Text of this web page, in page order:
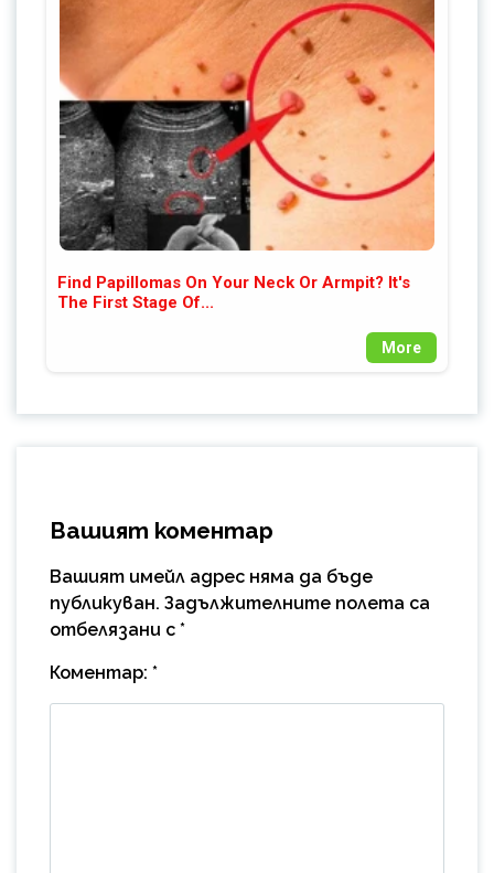
Find Papillomas On Your Neck Or Armpit? It's
The First Stage Of...
More
Вашият коментар
Вашият имейл адрес няма да бъде
публикуван. Задължителните полета са
отбелязани с *
Коментар: *